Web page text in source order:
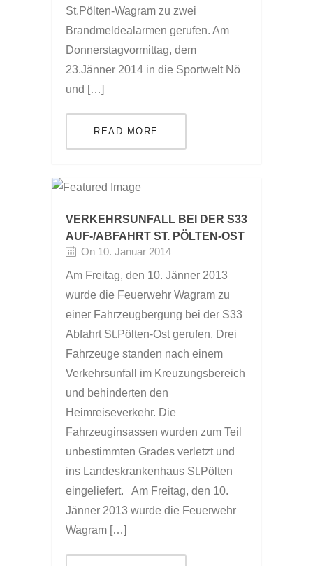
St.Pölten-Wagram zu zwei
Brandmeldealarmen gerufen. Am
Donnerstagvormittag, dem
23.Jänner 2014 in die Sportwelt Nö
und […]
READ MORE
VERKEHRSUNFALL BEI DER S33
AUF-/ABFAHRT ST. PÖLTEN-OST
On 10. Januar 2014
Am Freitag, den 10. Jänner 2013
wurde die Feuerwehr Wagram zu
einer Fahrzeugbergung bei der S33
Abfahrt St.Pölten-Ost gerufen. Drei
Fahrzeuge standen nach einem
Verkehrsunfall im Kreuzungsbereich
und behinderten den
Heimreiseverkehr. Die
Fahrzeuginsassen wurden zum Teil
unbestimmten Grades verletzt und
ins Landeskrankenhaus St.Pölten
eingeliefert. Am Freitag, den 10.
Jänner 2013 wurde die Feuerwehr
Wagram […]